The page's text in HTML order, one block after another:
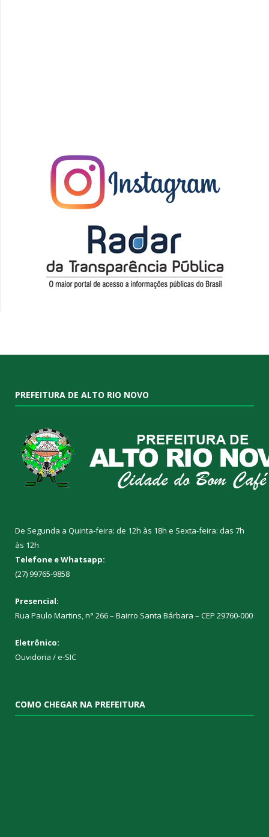
PREFEITURA DE ALTO RIO NOVO
De Segunda a Quinta-feira: de 12h às 18h e Sexta-feira: das 7h
às 12h
Telefone e Whatsapp:
(27) 99765-9858
Presencial:
Rua Paulo Martins, n° 266 – Bairro Santa Bárbara – CEP 29760-000
Eletrônico:
Ouvidoria /e-SIC
COMO CHEGAR NA PREFEITURA